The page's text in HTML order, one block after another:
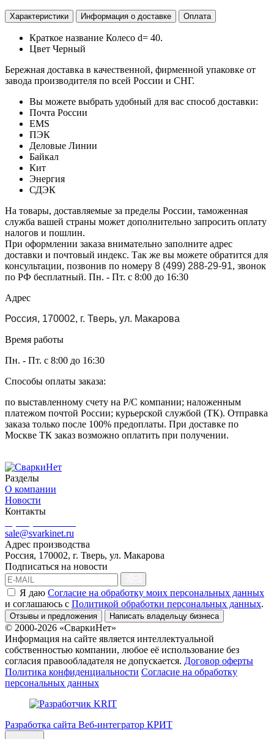
Характеристики Информация о доставке Оплата
Краткое название Колесо d= 40.
Цвет Черный
Бережная доставка в качественной, фирменной упаковке от
завода производителя по всей России и СНГ.
Вы можете выбрать удобный для вас способ доставки:
Почта России
EMS
ПЭК
Деловые Линии
Байкал
Кит
Энергия
СДЭК
На товары, доставляемые за пределы России, таможенная
служба вашей страны может дополнительно запросить оплату
налогов и пошлин.
При оформлении заказа внимательно заполните адрес
доставки и почтовый индекс. Так же вы можете обратится для
консультации, позвонив по номеру 8 (499) 288-29-91, звонок
по РФ бесплатный. Пн. - Пт. с 8:00 до 16:30
Адрес
Россия, 170002, г. Тверь, ул. Макарова
Время работы
Пн. - Пт. с 8:00 до 16:30
Способы оплаты заказа:
по выставленному счету на Р/С компании; наложенным
платежом почтой России; курьерской службой (ТК). Отправка
заказа только после 100% предоплаты. При доставке по
Москве ТК заказ возможно оплатить при получении.
Разделы
О компании
Новости
Контакты
sale@svarkinet.ru
Адрес производства
Россия, 170002, г. Тверь, ул. Макарова
Подписаться на новости
Я даю Согласие на обработку моих персональных данных
и соглашаюсь c Политикой обработки персональных данных.
Отзывы и предложения Написать владельцу бизнеса
© 2000-2026 «СваркиНет»
Информация на сайте является интеллектуальной
собственностью компании, любое её использование без
согласия правообладателя не допускается. Договор оферты
Политика конфиденциальности Согласие на обработку
персональных данных
Разработка сайта Веб-интегратор КРИТ